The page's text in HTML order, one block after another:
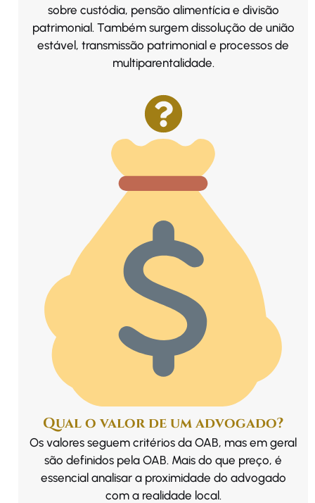
sobre custódia, pensão alimentícia e divisão
patrimonial. Também surgem dissolução de união
estável, transmissão patrimonial e processos de
multiparentalidade.
Qual o valor de um advogado?
Os valores seguem critérios da OAB, mas em geral
são definidos pela OAB. Mais do que preço, é
essencial analisar a proximidade do advogado
com a realidade local.